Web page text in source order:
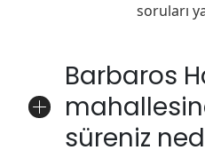
soruları
Barbaros
süreniz